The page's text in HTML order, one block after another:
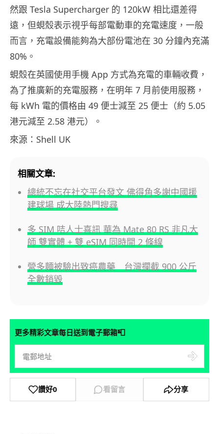
然跟 Tesla Supercharger 的 120kW 相比還差得
遠，但蜆殼表示視乎每部電動車的充電速度，一般
而言，充電設備能夠為大部份電池在 30 分鐘內充滿
80%。
蜆殼在英國使用手機 App 方式為充電的車輛收費，
為了推廣新的充電服務，在明年 7 月前使用服務，
每 kWh 電的價格由 49 便士減至 25 便士（約 5.05
港元減至 2.58 港元）。
來源：Shell UK
相關文章:
總統不忘在社交平台發文 佛得角多謝中國援
建球場 成大陸熱門搜尋
多 SIM 咭人士喜訊 華為 Mate 80 RS 非凡大
師 雙實體 + 雙 eSIM 同時開 2 條線
營多麵被驗出致癌農藥 台灣攔截 900 公斤
全數銷毀
更多精彩文章每日送到電子郵箱📮
讚好0 看留言 分享